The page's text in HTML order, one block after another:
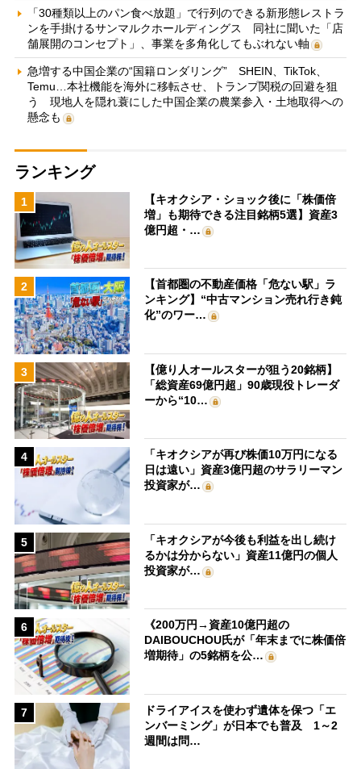
「30種類以上のパン食べ放題」で行列のできる新形態レストラ
ンを手掛けるサンマルクホールディングス 同社に聞いた「店
舗展開のコンセプト」、事業を多角化してもぶれない軸
急増する中国企業の“国籍ロンダリング” SHEIN、TikTok、
Temu…本社機能を海外に移転させ、トランプ関税の回避を狙
う 現地人を隠れ蓑にした中国企業の農業参入・土地取得への
懸念も
ランキング
1
【キオクシア・ショック後に「株価倍
増」も期待できる注目銘柄5選】資産3
億円超・…
2
【首都圏の不動産価格「危ない駅」ラ
ンキング】“中古マンション売れ行き鈍
化”のワー…
3
【億り人オールスターが狙う20銘柄】
「総資産69億円超」90歳現役トレーダ
ーから“10…
4
「キオクシアが再び株価10万円になる
日は遠い」資産3億円超のサラリーマン
投資家が…
5
「キオクシアが今後も利益を出し続け
るかは分からない」資産11億円の個人
投資家が…
6
《200万円→資産10億円超の
DAIBOUCHOU氏が「年末までに株価倍
増期待」の5銘柄を公…
7
ドライアイスを使わず遺体を保つ「エ
ンバーミング」が日本でも普及 1～2
週間は問…